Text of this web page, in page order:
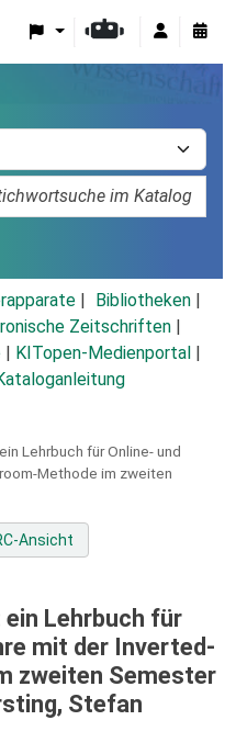
Bibliotheken
Zeitschriften
KITopen-Medienportal
ein Lehrbuch für Online- und
Methode im zweiten
Ansicht
ein Lehrbuch für
mit der Inverted-
zweiten Semester
Stefan